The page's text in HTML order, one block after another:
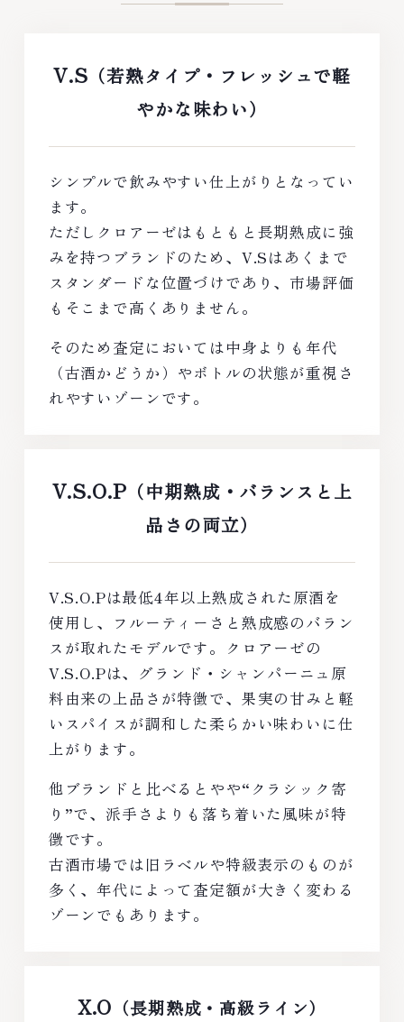
V.S （若熟タイプ・フレッシュで軽
やかな味わい）
シンプルで飲みやすい仕上がりとなってい
ます。
ただしクロアーゼはもともと長期熟成に強
みを持つブランドのため、V.Sはあくまで
スタンダードな位置づけであり、市場評価
もそこまで高くありません。
そのため査定においては中身よりも年代
（古酒かどうか）やボトルの状態が重視さ
れやすいゾーンです。
V.S.O.P （中期熟成・バランスと上
品さの両立）
V.S.O.Pは最低4年以上熟成された原酒を
使用し、フルーティーさと熟成感のバラン
スが取れたモデルです。クロアーゼの
V.S.O.Pは、グランド・シャンパーニュ原
料由来の上品さが特徴で、果実の甘みと軽
いスパイスが調和した柔らかい味わいに仕
上がります。
他ブランドと比べるとやや“クラシック寄
り”で、派手さよりも落ち着いた風味が特
徴です。
古酒市場では旧ラベルや特級表示のものが
多く、年代によって査定額が大きく変わる
ゾーンでもあります。
X.O （長期熟成・高級ライン）